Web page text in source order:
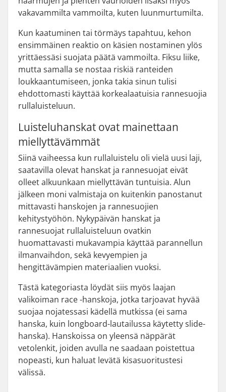
vakavammilta vammoilta, kuten luunmurtumilta.
Kun kaatuminen tai törmäys tapahtuu, kehon
ensimmäinen reaktio on käsien nostaminen ylös
yrittäessäsi suojata päätä vammoilta. Fiksu liike,
mutta samalla se nostaa riskiä ranteiden
loukkaantumiseen, jonka takia sinun tulisi
ehdottomasti käyttää korkealaatuisia rannesuojia
rullaluisteluun.
Luisteluhanskat ovat mainettaan
miellyttävämmät
Siinä vaiheessa kun rullaluistelu oli vielä uusi laji,
saatavilla olevat hanskat ja rannesuojat eivät
olleet alkuunkaan miellyttävän tuntuisia. Alun
jälkeen moni valmistaja on kuitenkin panostanut
mittavasti hanskojen ja rannesuojien
kehitystyöhön. Nykypäivän hanskat ja
rannesuojat rullaluisteluun ovatkin
huomattavasti mukavampia käyttää parannellun
ilmanvaihdon, sekä kevyempien ja
hengittävämpien materiaalien vuoksi.
Tästä kategoriasta löydät siis myös laajan
valikoiman race -hanskoja, jotka tarjoavat hyvää
suojaa nojatessasi kädellä mutkissa (ei sama
hanska, kuin longboard-lautailussa käytetty slide-
hanska). Hanskoissa on yleensä näppärät
vetolenkit, joiden avulla ne saadaan poistettua
nopeasti, kun haluat levätä kisasuoritustesi
välissä.